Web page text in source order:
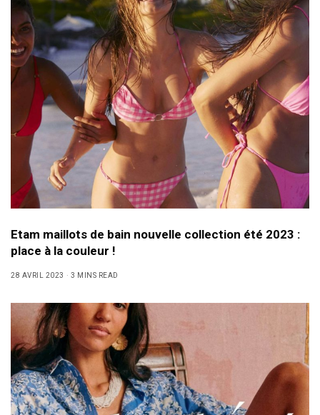
Etam maillots de bain nouvelle collection été 2023 :
place à la couleur !
28 AVRIL 2023 3 MINS READ